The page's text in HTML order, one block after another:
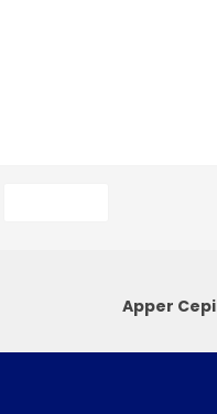
Apper